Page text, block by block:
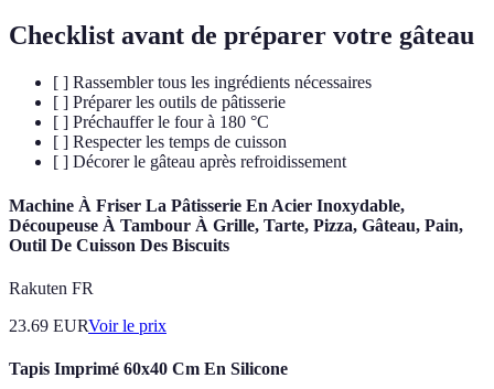
Checklist avant de préparer votre gâteau
[ ] Rassembler tous les ingrédients nécessaires
[ ] Préparer les outils de pâtisserie
[ ] Préchauffer le four à 180 °C
[ ] Respecter les temps de cuisson
[ ] Décorer le gâteau après refroidissement
Machine À Friser La Pâtisserie En Acier Inoxydable,
Découpeuse À Tambour À Grille, Tarte, Pizza, Gâteau, Pain,
Outil De Cuisson Des Biscuits
Rakuten FR
23.69 EURVoir le prix
Tapis Imprimé 60x40 Cm En Silicone